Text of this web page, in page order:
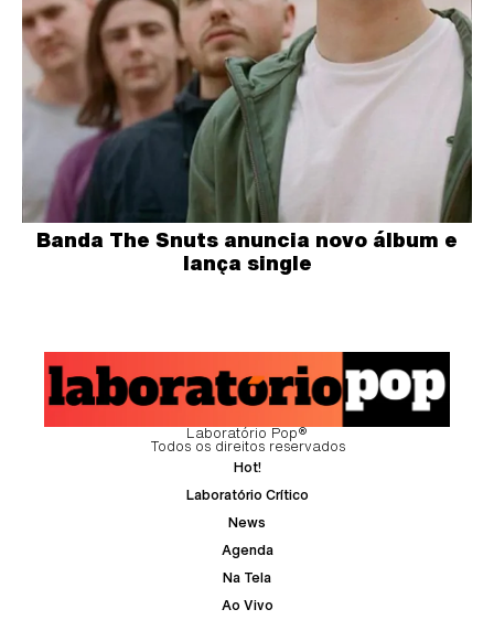
Banda The Snuts anuncia novo álbum e
lança single
Laboratório Pop®
Todos os direitos reservados
Hot!
Laboratório Crítico
News
Agenda
Na Tela
Ao Vivo